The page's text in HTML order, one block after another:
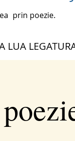
prin poezie.
LUA